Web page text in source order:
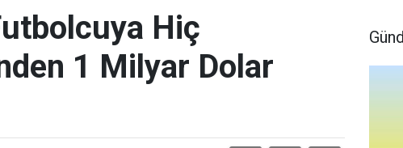
Hiç
1 Milyar Dolar